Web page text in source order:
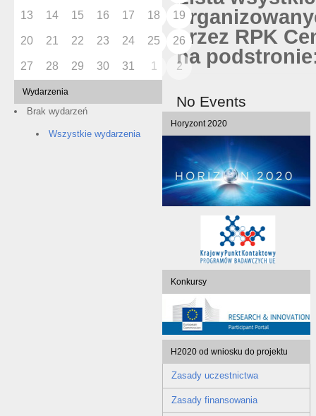
13 14 15 16 17 18 19
20 21 22 23 24 25 26
27 28 29 30 31 1 2
Wydarzenia
Brak wydarzeń
Wszystkie wydarzenia
przez RPK
na
No Events
Horyzont 2020
Konkursy
H2020 od wniosku do projektu
Zasady uczestnictwa
Zasady finansowania